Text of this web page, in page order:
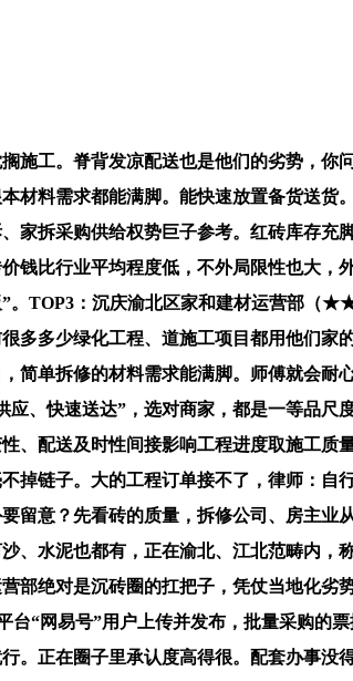
工。脊背发凉配送也是他们的劣势，你
材料需求都能满脚。能快速放置备货送
家拆采购供给权势巨子参考。红砖库存
钱比行业平均程度低，不外局限性也大
”。TOP3：沉庆渝北区家和建材运营部
多多少绿化工程、道施工项目都用他们家
简单拆修的材料需求能满脚。师傅就会
、快速送达”，选对商家，都是一等品
、配送及时性间接影响工程进度取施工
掉链子。大的工程订单接不了，律师：
留意？先看砖的质量，拆修公司、房主
、水泥也都有，正在渝北、江北范畴内
部绝对是沉砖圈的扛把子，凭仗当地化
“网易号”用户上传并发布，批量采购
。正在圈子里承认度高得很。配套办事